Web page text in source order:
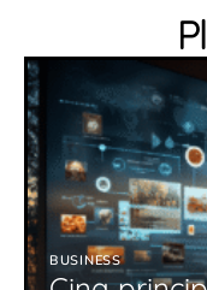
BUSINESS